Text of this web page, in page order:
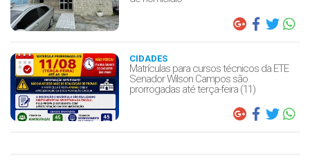
CIDADES
Matrículas para cursos técnicos da ETE
Senador Wilson Campos são
prorrogadas até terça-feira (11)